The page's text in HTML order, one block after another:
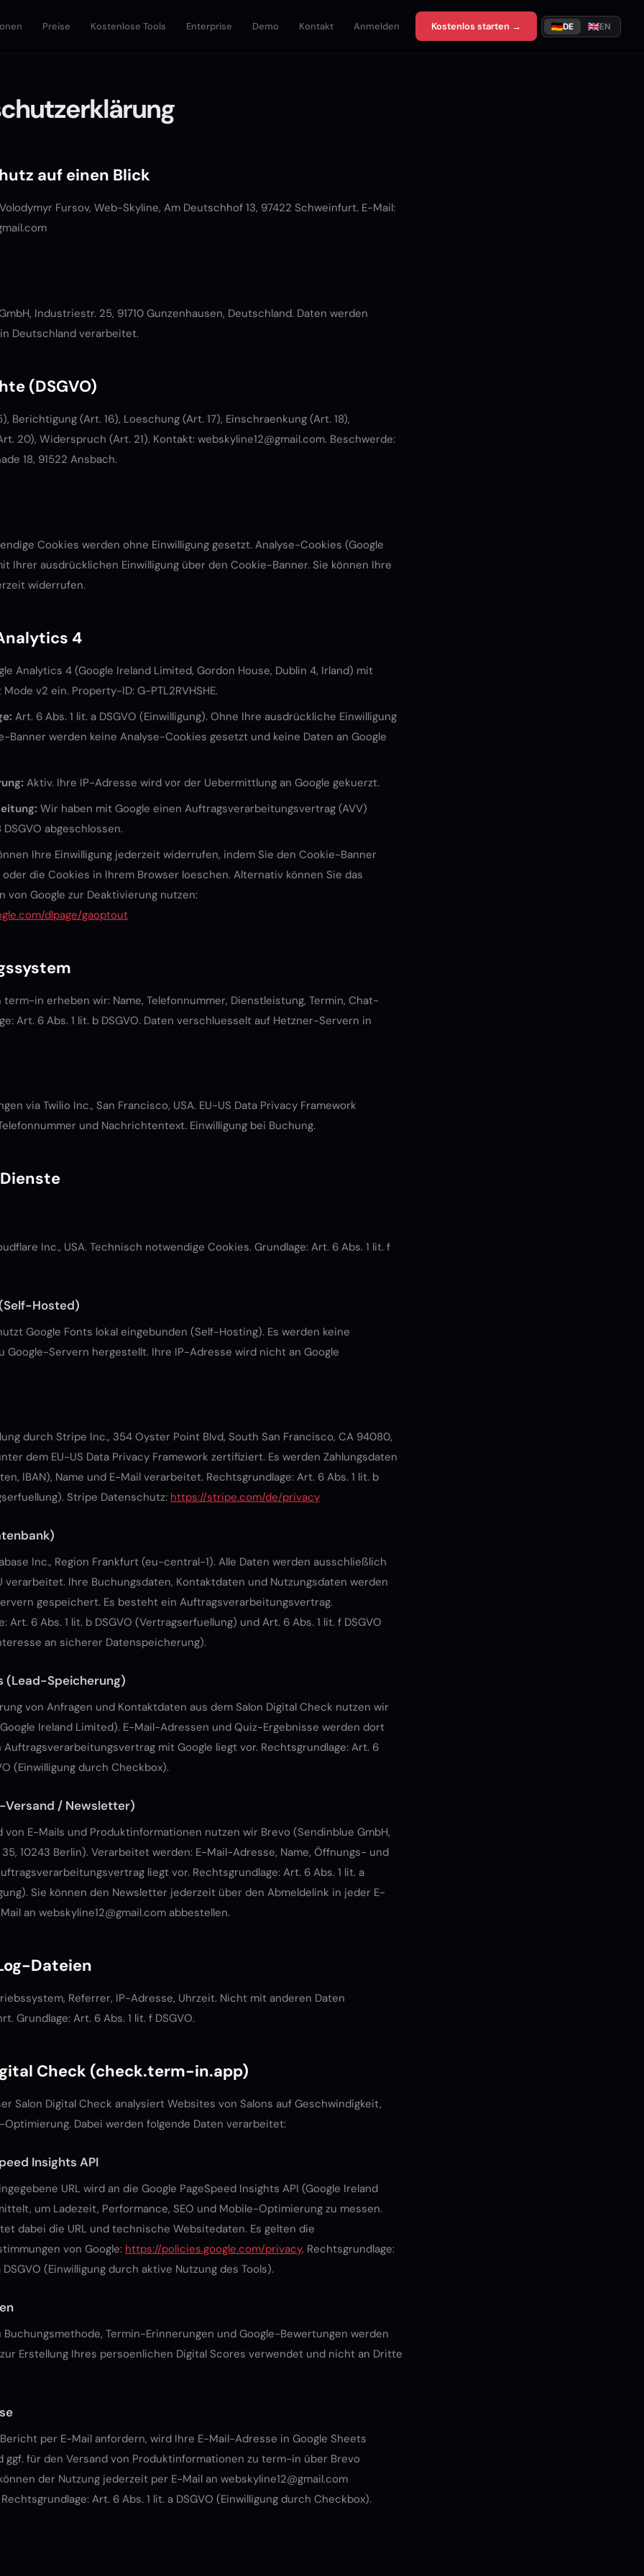
Preise Kostenlose Tools Enterprise Demo Kontakt Anmelden Kostenlos starten → DE EN
auf einen Blick
Fursov, Web-Skyline, Am Deutschhof 13, 97422 Schweinfurt. E-Mail:
Industriestr. 25, 91710 Gunzenhausen, Deutschland. Daten werden
Deutschland verarbeitet.
(DSGVO)
Berichtigung (Art. 16), Loeschung (Art. 17), Einschraenkung (Art. 18),
20), Widerspruch (Art. 21). Kontakt: webskyline12@gmail.com. Beschwerde:
18, 91522 Ansbach.
Cookies werden ohne Einwilligung gesetzt. Analyse-Cookies (Google
Ihrer ausdrücklichen Einwilligung über den Cookie-Banner. Sie können Ihre
widerrufen.
4
Analytics 4 (Google Ireland Limited, Gordon House, Dublin 4, Irland) mit
v2 ein. Property-ID: G-PTL2RVHSHE.
Art. 6 Abs. 1 lit. a DSGVO (Einwilligung). Ohne Ihre ausdrückliche Einwilligung
Banner werden keine Analyse-Cookies gesetzt und keine Daten an Google
Aktiv. Ihre IP-Adresse wird vor der Uebermittlung an Google gekuerzt.
Wir haben mit Google einen Auftragsverarbeitungsvertrag (AVV)
abgeschlossen.
Ihre Einwilligung jederzeit widerrufen, indem Sie den Cookie-Banner
die Cookies in Ihrem Browser loeschen. Alternativ können Sie das
von Google zur Deaktivierung nutzen:
dlpage/gaoptout
term-in erheben wir: Name, Telefonnummer, Dienstleistung, Termin, Chat-
Art. 6 Abs. 1 lit. b DSGVO. Daten verschluesselt auf Hetzner-Servern in
via Twilio Inc., San Francisco, USA. EU-US Data Privacy Framework
und Nachrichtentext. Einwilligung bei Buchung.
Inc., USA. Technisch notwendige Cookies. Grundlage: Art. 6 Abs. 1 lit. f
Hosted)
Google Fonts lokal eingebunden (Self-Hosting). Es werden keine
Google-Servern hergestellt. Ihre IP-Adresse wird nicht an Google
durch Stripe Inc., 354 Oyster Point Blvd, South San Francisco, CA 94080,
dem EU-US Data Privacy Framework zertifiziert. Es werden Zahlungsdaten
IBAN), Name und E-Mail verarbeitet. Rechtsgrundlage: Art. 6 Abs. 1 lit. b
Stripe Datenschutz: https://stripe.com/de/privacy
Inc., Region Frankfurt (eu-central-1). Alle Daten werden ausschließlich
verarbeitet. Ihre Buchungsdaten, Kontaktdaten und Nutzungsdaten werden
gespeichert. Es besteht ein Auftragsverarbeitungsvertrag.
Art. 6 Abs. 1 lit. b DSGVO (Vertragserfuellung) und Art. 6 Abs. 1 lit. f DSGVO
an sicherer Datenspeicherung).
(Lead-Speicherung)
von Anfragen und Kontaktdaten aus dem Salon Digital Check nutzen wir
Ireland Limited). E-Mail-Adressen und Quiz-Ergebnisse werden dort
Auftragsverarbeitungsvertrag mit Google liegt vor. Rechtsgrundlage: Art. 6
(Einwilligung durch Checkbox).
Versand / Newsletter)
von E-Mails und Produktinformationen nutzen wir Brevo (Sendinblue GmbH,
10243 Berlin). Verarbeitet werden: E-Mail-Adresse, Name, Öffnungs- und
liegt vor. Rechtsgrundlage: Art. 6 Abs. 1 lit. a
Sie können den Newsletter jederzeit über den Abmeldelink in jeder E-
an webskyline12@gmail.com abbestellen.
Dateien
Referrer, IP-Adresse, Uhrzeit. Nicht mit anderen Daten
Grundlage: Art. 6 Abs. 1 lit. f DSGVO.
Check (check.term-in.app)
Salon Digital Check analysiert Websites von Salons auf Geschwindigkeit,
Optimierung. Dabei werden folgende Daten verarbeitet:
Insights API
URL wird an die Google PageSpeed Insights API (Google Ireland
um Ladezeit, Performance, SEO und Mobile-Optimierung zu messen.
dabei die URL und technische Websitedaten. Es gelten die
von Google: https://policies.google.com/privacy. Rechtsgrundlage:
DSGVO (Einwilligung durch aktive Nutzung des Tools).
Buchungsmethode, Termin-Erinnerungen und Google-Bewertungen werden
Erstellung Ihres persoenlichen Digital Scores verwendet und nicht an Dritte
per E-Mail anfordern, wird Ihre E-Mail-Adresse in Google Sheets
ggf. für den Versand von Produktinformationen zu term-in über Brevo
der Nutzung jederzeit per E-Mail an webskyline12@gmail.com
Art. 6 Abs. 1 lit. a DSGVO (Einwilligung durch Checkbox).